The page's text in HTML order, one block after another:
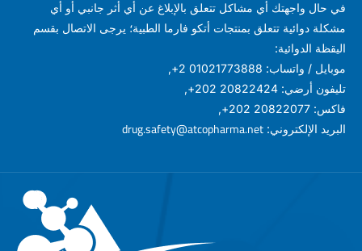
في حال واجهتك أي مشاكل تتعلق بالإبلاغ عن أي أثر جانبي أو أي
مشكلة دوائية تتعلق بمنتجات أتكو فارما الطبية؛ يرجى الاتصال بقسم
اليقظة الدوائية:
موبايل / واتساب: 01021773888 2+,
تليفون أرضي: 20822424 202+,
فاكس: 20822077 202+,
البريد الإلكتروني: drug.safety@atcopharma.net